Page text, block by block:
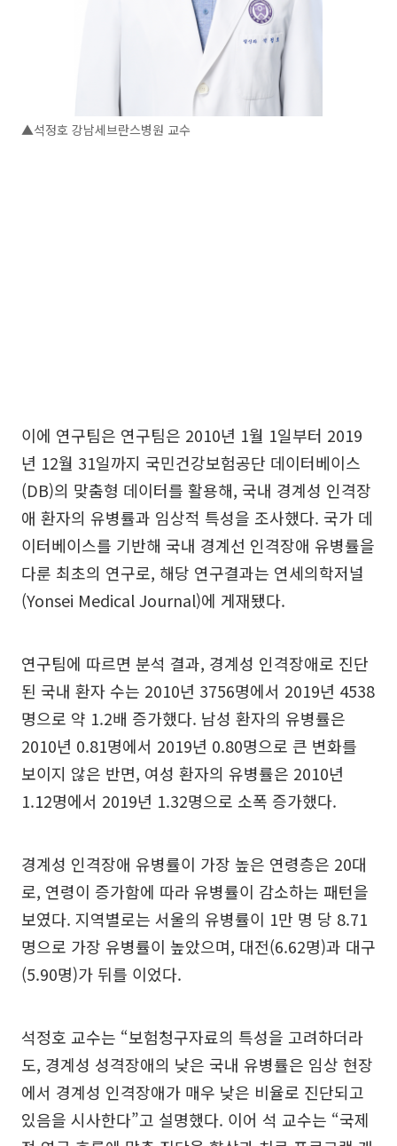
▲석정호 강남세브란스병원 교수
이에 연구팀은 연구팀은 2010년 1월 1일부터 2019
년 12월 31일까지 국민건강보험공단 데이터베이스
(DB)의 맞춤형 데이터를 활용해, 국내 경계성 인격장
애 환자의 유병률과 임상적 특성을 조사했다. 국가 데
이터베이스를 기반해 국내 경계선 인격장애 유병률을
다룬 최초의 연구로, 해당 연구결과는 연세의학저널
(Yonsei Medical Journal)에 게재됐다.
연구팀에 따르면 분석 결과, 경계성 인격장애로 진단
된 국내 환자 수는 2010년 3756명에서 2019년 4538
명으로 약 1.2배 증가했다. 남성 환자의 유병률은
2010년 0.81명에서 2019년 0.80명으로 큰 변화를
보이지 않은 반면, 여성 환자의 유병률은 2010년
1.12명에서 2019년 1.32명으로 소폭 증가했다.
경계성 인격장애 유병률이 가장 높은 연령층은 20대
로, 연령이 증가함에 따라 유병률이 감소하는 패턴을
보였다. 지역별로는 서울의 유병률이 1만 명 당 8.71
명으로 가장 유병률이 높았으며, 대전(6.62명)과 대구
(5.90명)가 뒤를 이었다.
석정호 교수는 “보험청구자료의 특성을 고려하더라
도, 경계성 성격장애의 낮은 국내 유병률은 임상 현장
에서 경계성 인격장애가 매우 낮은 비율로 진단되고
있음을 시사한다”고 설명했다. 이어 석 교수는 “국제